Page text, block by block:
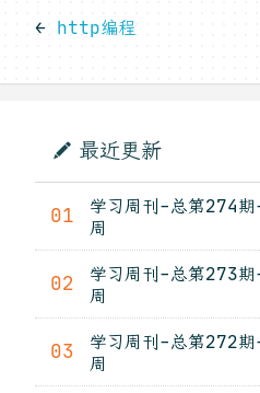
← http编程
最近更新
01
学习周刊-总第274
周
02
学习周刊-总第273
周
03
学习周刊-总第272
周